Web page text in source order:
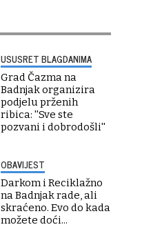
USUSRET BLAGDANIMA
Grad Čazma na
Badnjak organizira
podjelu prženih
ribica: ''Sve ste
pozvani i dobrodošli''
OBAVIJEST
Darkom i Reciklažno
na Badnjak rade, ali
skraćeno. Evo do kada
možete doći...